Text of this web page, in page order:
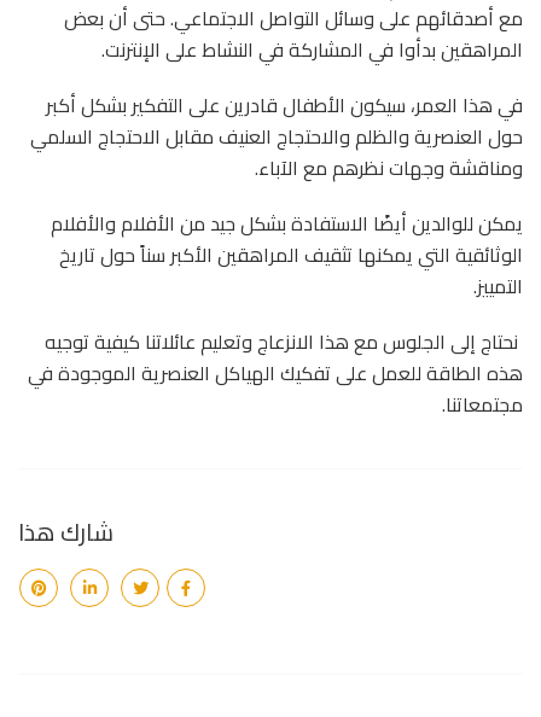
مع أصدقائهم على وسائل التواصل الاجتماعي. حتى أن بعض
المراهقين بدأوا في المشاركة في النشاط على الإنترنت.
في هذا العمر، سيكون الأطفال قادرين على التفكير بشكل أكبر
حول العنصرية والظلم والاحتجاج العنيف مقابل الاحتجاج السلمي
ومناقشة وجهات نظرهم مع الآباء.
يمكن للوالدين أيضًا الاستفادة بشكل جيد من الأفلام والأفلام
الوثائقية التي يمكنها تثقيف المراهقين الأكبر سناً حول تاريخ
التمييز.
نحتاج إلى الجلوس مع هذا الانزعاج وتعليم عائلاتنا كيفية توجيه
هذه الطاقة للعمل على تفكيك الهياكل العنصرية الموجودة في
مجتمعاتنا.
شارك هذا